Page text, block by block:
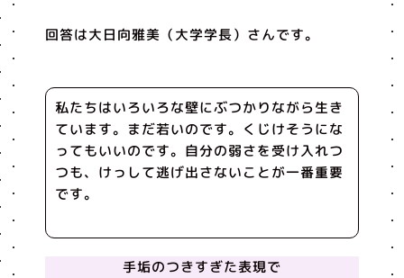
回答は大日向雅美（大学学長）さんです。
私たちはいろいろな壁にぶつかりながら生き
ています。まだ若いのです。くじけそうにな
ってもいいのです。自分の弱さを受け入れつ
つも、けっして逃げ出さないことが一番重要
です。
手垢のつきすぎた表現で